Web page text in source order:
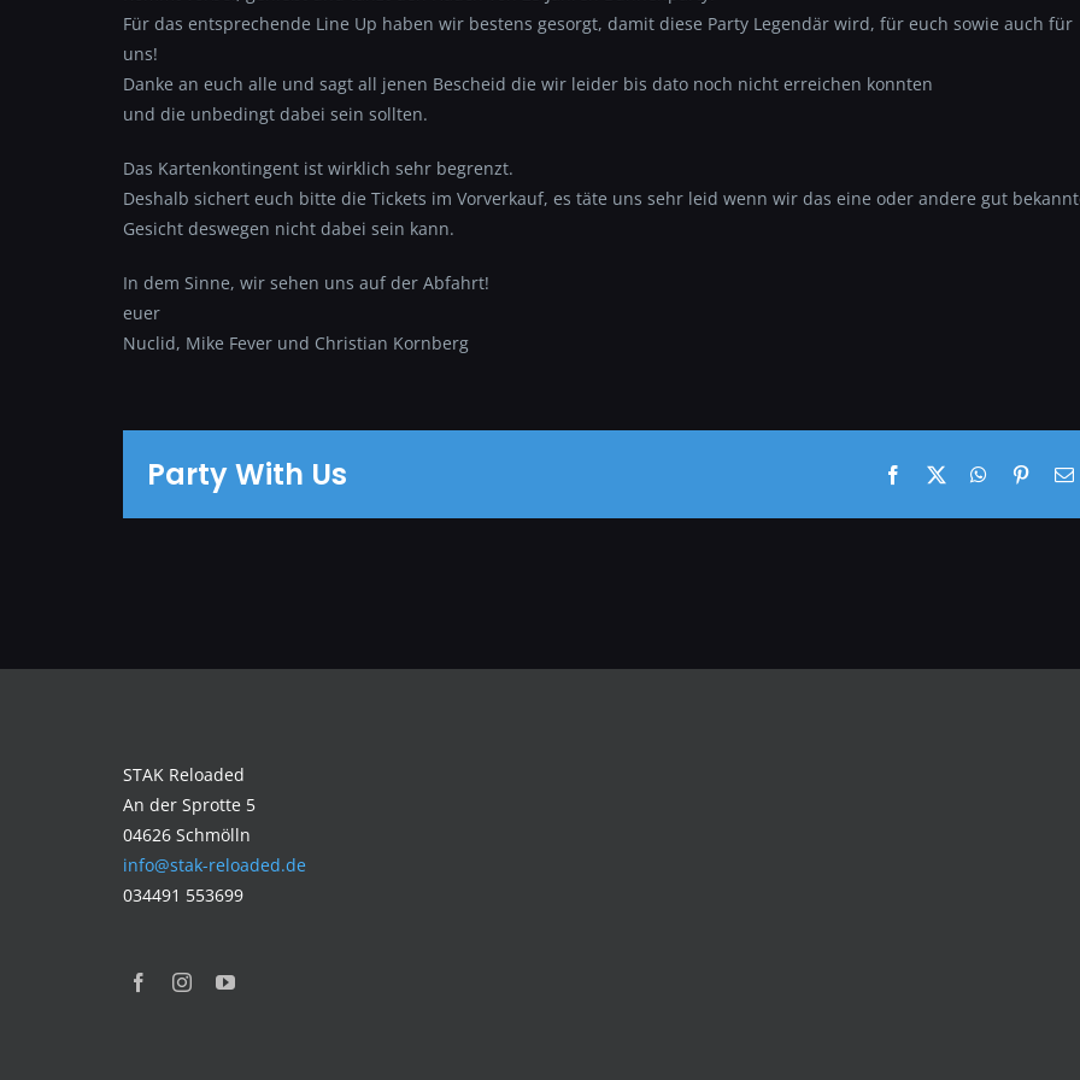
Für das entsprechende Line Up haben wir bestens gesorgt, damit diese Party Legendär wird, für euch sowie auch für
uns!
Danke an euch alle und sagt all jenen Bescheid die wir leider bis dato noch nicht erreichen konnten
und die unbedingt dabei sein sollten.
Das Kartenkontingent ist wirklich sehr begrenzt.
Deshalb sichert euch bitte die Tickets im Vorverkauf, es täte uns sehr leid wenn wir das eine oder andere gut
Gesicht deswegen nicht dabei sein kann.
In dem Sinne, wir sehen uns auf der Abfahrt!
euer
Nuclid, Mike Fever und Christian Kornberg
Party With Us Facebook WhatsApp
STAK Reloaded
An der Sprotte 5
04626 Schmölln
info@stak-reloaded.de
034491 553699